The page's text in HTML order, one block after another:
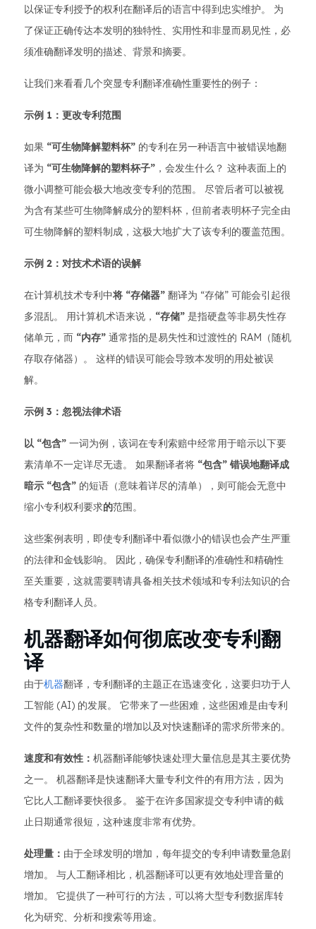
以保证专利授予的权利在翻译后的语言中得到忠实维护。 为
了保证正确传达本发明的独特性、实用性和非显而易见性，必
须准确翻译发明的描述、背景和摘要。
让我们来看看几个突显专利翻译准确性重要性的例子：
示例 1：更改专利范围
如果 “可生物降解塑料杯” 的专利在另一种语言中被错误地翻
译为 “可生物降解的塑料杯子” ，会发生什么？ 这种表面上的
微小调整可能会极大地改变专利的范围。 尽管后者可以被视
为含有某些可生物降解成分的塑料杯，但前者表明杯子完全由
可生物降解的塑料制成，这极大地扩大了该专利的覆盖范围。
示例 2：对技术术语的误解
在计算机技术专利中将 “存储器” 翻译为 “存储” 可能会引起很
多混乱。 用计算机术语来说， “存储” 是指硬盘等非易失性存
储单元，而 “内存” 通常指的是易失性和过渡性的 RAM（随机
存取存储器）。 这样的错误可能会导致本发明的用处被误
解。
示例 3：忽视法律术语
以 “包含” 一词为例，该词在专利索赔中经常用于暗示以下要
素清单不一定详尽无遗。 如果翻译者将 “包含” 错误地翻译成
暗示 “包含” 的短语（意味着详尽的清单），则可能会无意中
缩小专利权利要求的范围。
这些案例表明，即使专利翻译中看似微小的错误也会产生严重
的法律和金钱影响。 因此，确保专利翻译的准确性和精确性
至关重要，这就需要聘请具备相关技术领域和专利法知识的合
格专利翻译人员。
机器翻译如何彻底改变专利翻
译
由于机器翻译，专利翻译的主题正在迅速变化，这要归功于人
工智能 (AI) 的发展。 它带来了一些困难，这些困难是由专利
文件的复杂性和数量的增加以及对快速翻译的需求所带来的。
速度和有效性： 机器翻译能够快速处理大量信息是其主要优势
之一。 机器翻译是快速翻译大量专利文件的有用方法，因为
它比人工翻译要快很多。 鉴于在许多国家提交专利申请的截
止日期通常很短，这种速度非常有优势。
处理量： 由于全球发明的增加，每年提交的专利申请数量急剧
增加。 与人工翻译相比，机器翻译可以更有效地处理音量的
增加。 它提供了一种可行的方法，可以将大型专利数据库转
化为研究、分析和搜索等用途。